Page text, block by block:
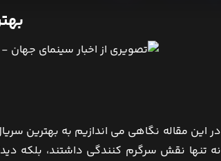
در این مقاله نگاهی می اندازیم به بهترین
نه تنها نقش سرگرم کنندگی داشتند، بلکه